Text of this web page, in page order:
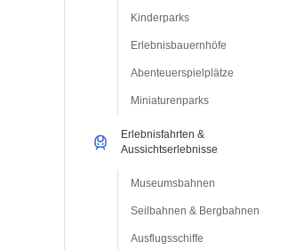
Kinderparks
Erlebnisbauernhöfe
Abenteuerspielplätze
Miniaturenparks
Erlebnisfahrten &
Aussichtserlebnisse
Museumsbahnen
Seilbahnen & Bergbahnen
Ausflugsschiffe